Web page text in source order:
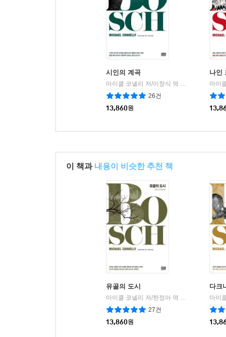
시인의 계곡
마이클 코넬리 저/이창식 역 | 알에이치코리아
26건
13,860원
나인
마이
이 책과 내용이 비슷한 추천 책
유골의 도시
마이클 코넬리 저/한정아 역 | 알에이치코리아
27건
13,860원
다크
마이